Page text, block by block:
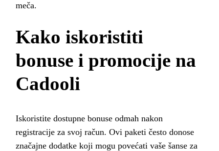
meča.
Kako iskoristiti
bonuse i promocije na
Cadooli
Iskoristite dostupne bonuse odmah nakon
registracije za svoj račun. Ovi paketi često donose
značajne dodatke koji mogu povećati vaše šanse za